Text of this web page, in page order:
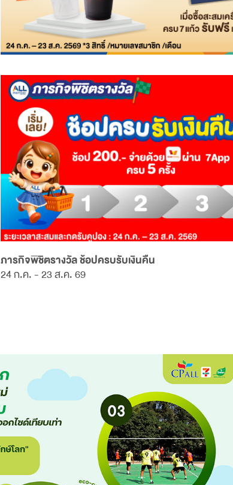
ภารกิจพิชิตรางวัล ช้อปครบรับเงินคืน
24 ก.ค. - 23 ส.ค. 69